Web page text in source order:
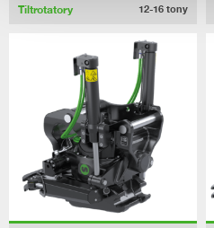
Tiltrotatory 12-16 tony